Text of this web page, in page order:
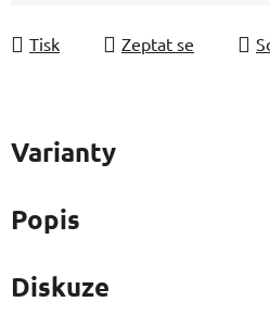
Tisk
Zeptat se
Varianty
Popis
Diskuze